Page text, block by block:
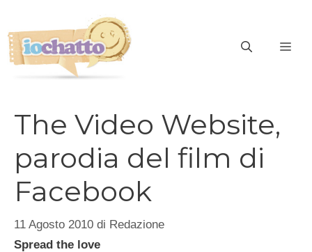
contenuto
The Video Website,
parodia del film di
Facebook
11 Agosto 2010 di Redazione
Spread the love